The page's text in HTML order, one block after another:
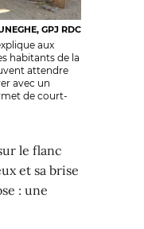
GPJ RDC
aux
habitants de la
attendre
avec un
de court-
le flanc
et sa brise
: une